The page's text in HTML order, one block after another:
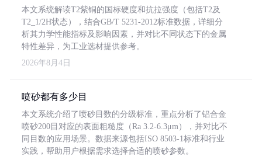
本文系统解读T2紫铜的国标硬度和抗拉强度（包括T2及
T2_1/2H状态），结合GB/T 5231-2012标准数据，详细分
析其力学性能指标及影响因素，并对比不同状态下的金属
特性差异，为工业选材提供参考。
2026年8月4日
喷砂都有多少目
本文系统介绍了喷砂目数的分级标准，重点分析了铝合金
喷砂200目对应的表面粗糙度（Ra 3.2-6.3μm），并对比不
同目数的应用场景。数据来源包括ISO 8503-1标准和行业
实践，帮助用户根据需求选择合适的喷砂参数。